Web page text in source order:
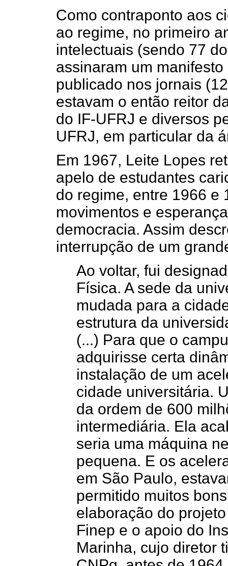
Como contraponto aos
ao regime, no primeiro
intelectuais (sendo 77
assinaram um
publicado nos jornais
estavam o então reitor
do IF-UFRJ e diversos
UFRJ, em particular da
Em 1967, Leite Lopes
apelo de estudantes
do regime, entre 1966 e
movimentos e
democracia. Assim
interrupção de um
Ao voltar, fui
Física. A sede da
mudada para a
estrutura da
(...) Para que o
adquirisse certa
instalação de um
cidade universitária.
da ordem de 600
intermediária. Ela
seria uma máquina
pequena. E os
em São Paulo,
permitido muitos
elaboração do
Finep e o apoio do
Marinha, cujo diretor